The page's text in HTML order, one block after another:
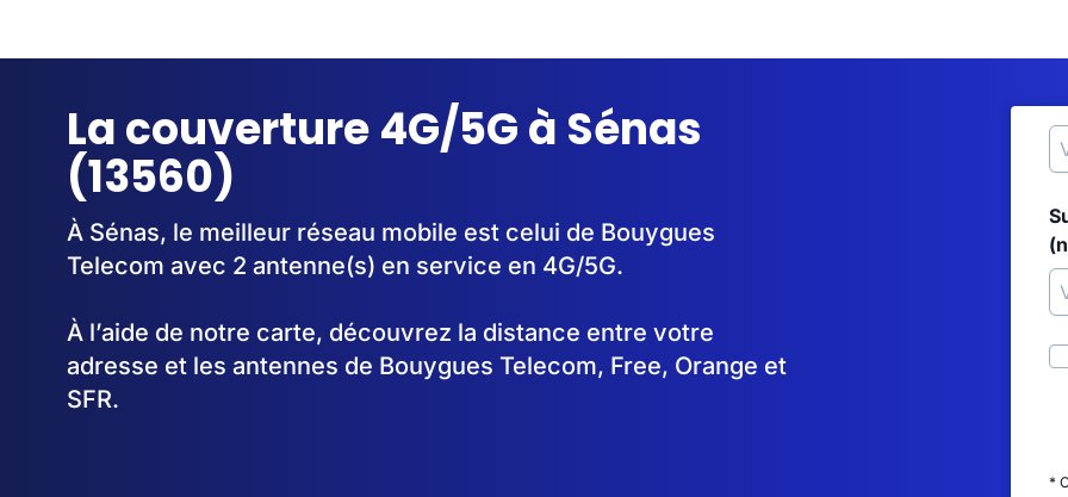
La couverture 4G/5G à Sénas
(13560)
À Sénas, le meilleur réseau mobile est celui de Bouygues
Telecom avec 2 antenne(s) en service en 4G/5G.
À l’aide de notre carte, découvrez la distance entre votre
adresse et les antennes de Bouygues Telecom, Free, Orange et
SFR.
*